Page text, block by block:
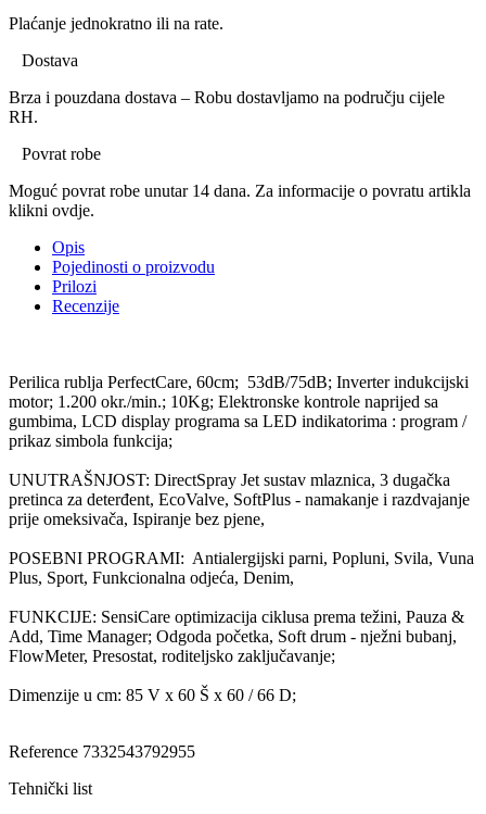
Plaćanje jednokratno ili na rate.
Dostava
Brza i pouzdana dostava – Robu dostavljamo na području cijele
RH.
Povrat robe
Moguć povrat robe unutar 14 dana. Za informacije o povratu artikla
klikni ovdje.
Opis
Pojedinosti o proizvodu
Prilozi
Recenzije
Perilica rublja PerfectCare, 60cm; 53dB/75dB; Inverter indukcijski
motor; 1.200 okr./min.; 10Kg; Elektronske kontrole naprijed sa
gumbima, LCD display programa sa LED indikatorima : program /
prikaz simbola funkcija;
UNUTRAŠNJOST: DirectSpray Jet sustav mlaznica, 3 dugačka
pretinca za deterđent, EcoValve, SoftPlus - namakanje i razdvajanje
prije omeksivača, Ispiranje bez pjene,
POSEBNI PROGRAMI: Antialergijski parni, Popluni, Svila, Vuna
Plus, Sport, Funkcionalna odjeća, Denim,
FUNKCIJE: SensiCare optimizacija ciklusa prema težini, Pauza &
Add, Time Manager; Odgoda početka, Soft drum - nježni bubanj,
FlowMeter, Presostat, roditeljsko zaključavanje;
Dimenzije u cm: 85 V x 60 Š x 60 / 66 D;
Reference 7332543792955
Tehnički list